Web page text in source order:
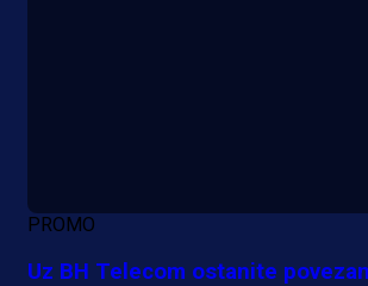
PROMO
Uz BH Telecom ostanite